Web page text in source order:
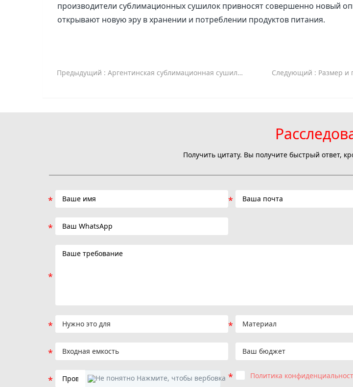
производители сублимационных сушилок привносят совершенно новый
открывают новую эру в хранении и потреблении продуктов питания.
Предыдущий : Аргентинская сублимационная сушилка помогает пищевому производству Аргентины модернизироваться и открыть новую главу в мире вкуса Следующий : Размер и
Получить цитату. Вы получите быстрый ответ,
Политика